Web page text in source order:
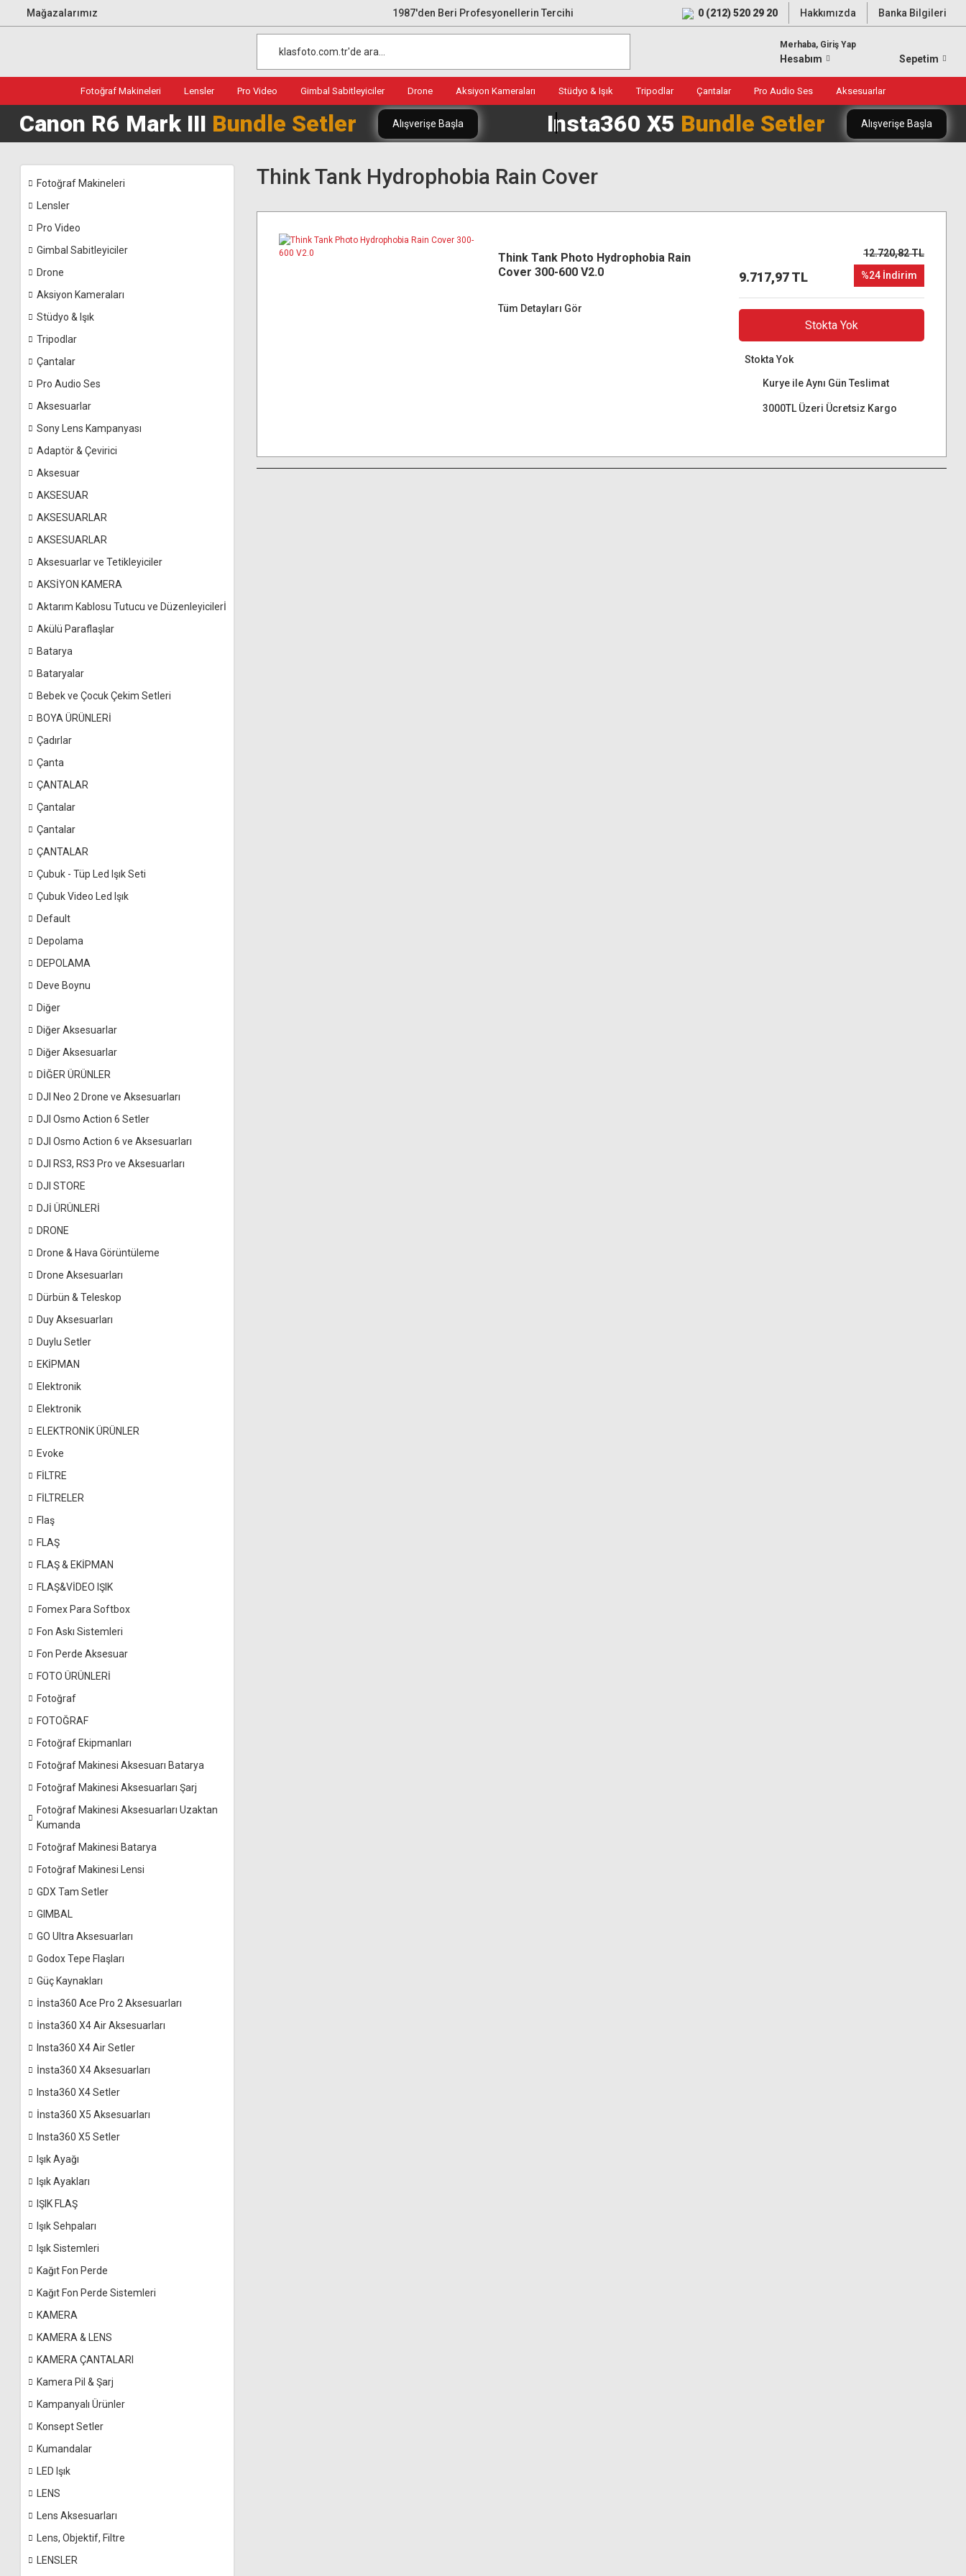
Mağazalarımız 1987'den Beri Profesyonellerin Tercihi 0 (212) 520 29 20 Hakkımızda Banka Bilgileri
Merhaba, Giriş Yap
Hesabım Sepetim
Fotoğraf Makineleri Lensler Pro Video Gimbal Sabitleyiciler Drone Aksiyon Kameraları Stüdyo & Işık Tripodlar Çantalar Pro Audio Ses Aksesuarlar
Canon R6 Mark III Bundle Setler Alışverişe Başla Insta360 X5 Bundle Setler Alışverişe Başla
Fotoğraf Makineleri
Lensler
Pro Video
Gimbal Sabitleyiciler
Drone
Aksiyon Kameraları
Stüdyo & Işık
Tripodlar
Çantalar
Pro Audio Ses
Aksesuarlar
Sony Lens Kampanyası
Adaptör & Çevirici
Aksesuar
AKSESUAR
AKSESUARLAR
AKSESUARLAR
Aksesuarlar ve Tetikleyiciler
AKSİYON KAMERA
Aktarım Kablosu Tutucu ve Düzenleyicilerİ
Akülü Paraflaşlar
Batarya
Bataryalar
Bebek ve Çocuk Çekim Setleri
BOYA ÜRÜNLERİ
Çadırlar
Çanta
ÇANTALAR
Çantalar
Çantalar
ÇANTALAR
Çubuk - Tüp Led Işık Seti
Çubuk Video Led Işık
Default
Depolama
DEPOLAMA
Deve Boynu
Diğer
Diğer Aksesuarlar
Diğer Aksesuarlar
DİĞER ÜRÜNLER
DJI Neo 2 Drone ve Aksesuarları
DJI Osmo Action 6 Setler
DJI Osmo Action 6 ve Aksesuarları
DJI RS3, RS3 Pro ve Aksesuarları
DJI STORE
DJİ ÜRÜNLERİ
DRONE
Drone & Hava Görüntüleme
Drone Aksesuarları
Dürbün & Teleskop
Duy Aksesuarları
Duylu Setler
EKİPMAN
Elektronik
Elektronik
ELEKTRONİK ÜRÜNLER
Evoke
FİLTRE
FİLTRELER
Flaş
FLAŞ
FLAŞ & EKİPMAN
FLAŞ&VİDEO IŞIK
Fomex Para Softbox
Fon Askı Sistemleri
Fon Perde Aksesuar
FOTO ÜRÜNLERİ
Fotoğraf
FOTOĞRAF
Fotoğraf Ekipmanları
Fotoğraf Makinesi Aksesuarı Batarya
Fotoğraf Makinesi Aksesuarları Şarj
Fotoğraf Makinesi Aksesuarları Uzaktan
Kumanda
Fotoğraf Makinesi Batarya
Fotoğraf Makinesi Lensi
GDX Tam Setler
GIMBAL
GO Ultra Aksesuarları
Godox Tepe Flaşları
Güç Kaynakları
İnsta360 Ace Pro 2 Aksesuarları
İnsta360 X4 Air Aksesuarları
Insta360 X4 Air Setler
İnsta360 X4 Aksesuarları
Insta360 X4 Setler
İnsta360 X5 Aksesuarları
Insta360 X5 Setler
Işık Ayağı
Işık Ayakları
IŞIK FLAŞ
Işık Sehpaları
Işık Sistemleri
Kağıt Fon Perde
Kağıt Fon Perde Sistemleri
KAMERA
KAMERA & LENS
KAMERA ÇANTALARI
Kamera Pil & Şarj
Kampanyalı Ürünler
Konsept Setler
Kumandalar
LED Işık
LENS
Lens Aksesuarları
Lens, Objektif, Filtre
LENSLER
Think Tank Hydrophobia Rain Cover
Think Tank Photo Hydrophobia Rain
Cover 300-600 V2.0
Tüm Detayları Gör
9.717,97 TL
12.720,82 TL
%24 İndirim
Stokta Yok
Stokta Yok
Kurye ile Aynı Gün Teslimat
3000TL Üzeri Ücretsiz Kargo